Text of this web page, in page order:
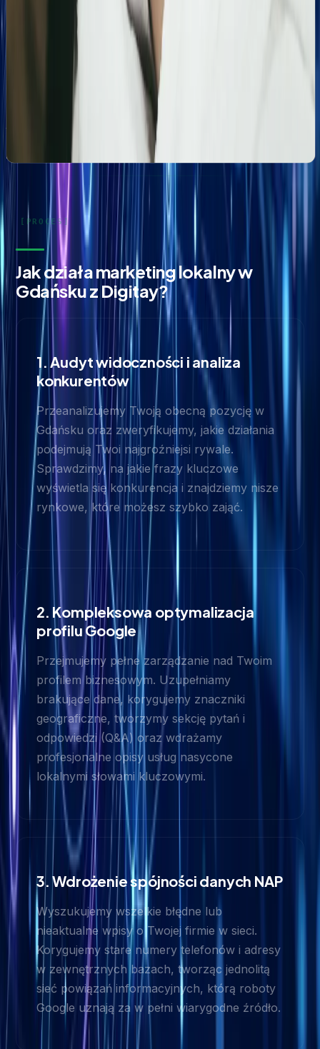
Profesjonalny profil Google i pozycjonowanie lokalne
salonu kosmetologicznego
Zbudowanie i optymalizacja wizytówki Google dla
gabinetu kosmetologicznego Rosanna. Pełne
wdrożenie wizytówki, spójność NAP oraz integracja z
profilami społecznościowymi i stroną www.
Jak działa marketing lokalny w
Gdańsku z Digitay?
1. Audyt widoczności i analiza
konkurentów
Przeanalizujemy Twoją obecną pozycję w
Gdańsku oraz zweryfikujemy, jakie działania
podejmują Twoi najgroźniejsi rywale.
Sprawdzimy, na jakie frazy kluczowe
wyświetla się konkurencja i znajdziemy nisze
rynkowe, które możesz szybko zająć.
2. Kompleksowa optymalizacja
profilu Google
Przejmujemy pełne zarządzanie nad Twoim
profilem biznesowym. Uzupełniamy
brakujące dane, korygujemy znaczniki
geograficzne, tworzymy sekcję pytań i
odpowiedzi (Q&A) oraz wdrażamy
profesjonalne opisy usług nasycone
lokalnymi słowami kluczowymi.
3. Wdrożenie spójności danych NAP
Wyszukujemy wszelkie błędne lub
nieaktualne wpisy o Twojej firmie w sieci.
Korygujemy stare numery telefonów i adresy
w zewnętrznych bazach, tworząc jednolitą
sieć powiązań informacyjnych, którą roboty
Google uznają za w pełni wiarygodne źródło.